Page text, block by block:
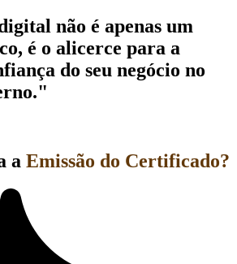
não é apenas um
é o alicerce para a
do seu negócio no
a Emissão do Certificado?